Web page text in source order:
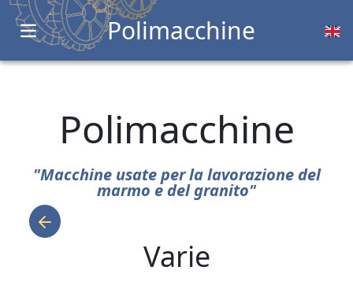
Open main menuPolimacchine
Polimacchine
"Macchine usate per la lavorazione del
marmo e del granito"
Varie